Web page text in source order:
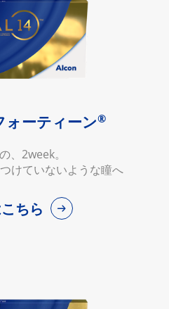
ォーティーン®
、2week。
けていないような瞳へ
ちら